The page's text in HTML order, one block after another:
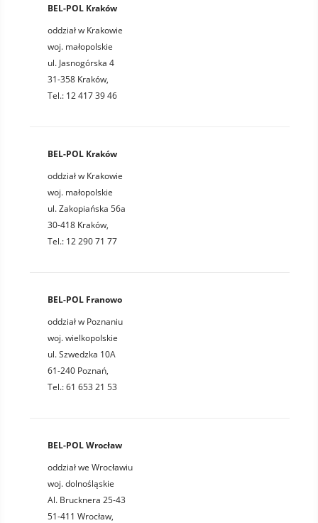
BEL-POL Kraków
oddział w Krakowie
woj. małopolskie
ul. Jasnogórska 4
31-358 Kraków,
Tel.: 12 417 39 46
BEL-POL Kraków
oddział w Krakowie
woj. małopolskie
ul. Zakopiańska 56a
30-418 Kraków,
Tel.: 12 290 71 77
BEL-POL Franowo
oddział w Poznaniu
woj. wielkopolskie
ul. Szwedzka 10A
61-240 Poznań,
Tel.: 61 653 21 53
BEL-POL Wrocław
oddział we Wrocławiu
woj. dolnośląskie
Al. Brucknera 25-43
51-411 Wrocław,